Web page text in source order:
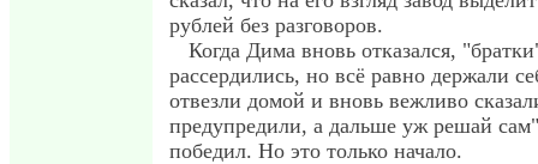
рублей без разговоров.
Когда Дима вновь отказался,
рассердились, но всё равно держали
отвезли домой и вновь вежливо
предупредили, а дальше уж решай
победил. Но это только начало.